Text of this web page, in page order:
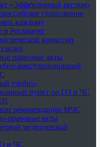
«Эффективный регион»
голосование
каждому
Регламент
комиссии
правовые акты
консультационный
учебно-
пункт по ГО и ЧС
рекомендации МЧС
правовые акты
медицинской
и ЧС